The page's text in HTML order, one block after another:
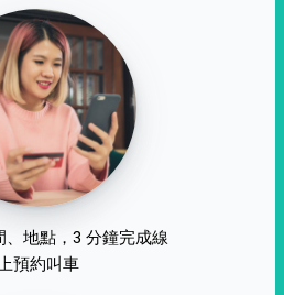
、地點，3 分鐘完成線
預約叫車